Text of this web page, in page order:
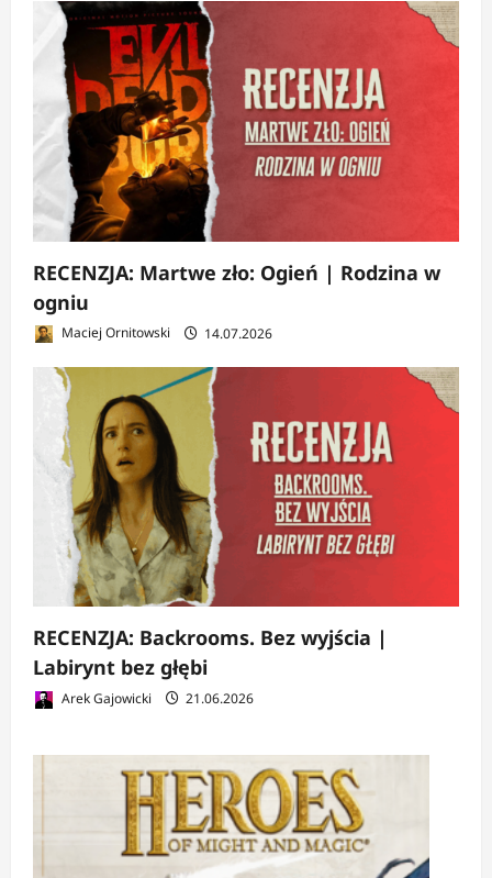
RECENZJA: Martwe zło: Ogień | Rodzina w
ogniu
Maciej Ornitowski 14.07.2026
RECENZJA: Backrooms. Bez wyjścia |
Labirynt bez głębi
Arek Gajowicki 21.06.2026